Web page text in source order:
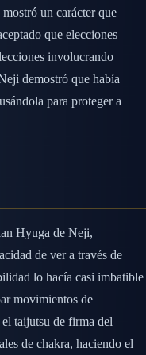
un carácter que
que elecciones
involucrando
demostró que había
para proteger a
Hyuga de Neji,
de ver a través de
lo hacía casi imbatible
movimientos de
taijutsu de firma del
de chakra, haciendo el